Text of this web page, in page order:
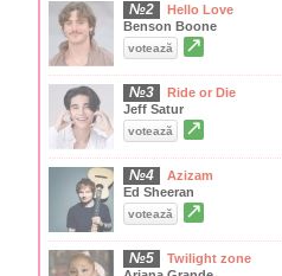
№2
Hello Love
Benson Boone
votează ↗
№3
Ride or Die
Jeff Satur
votează ↗
№4
Azizam
Ed Sheeran
votează ↗
№5
Twilight zone